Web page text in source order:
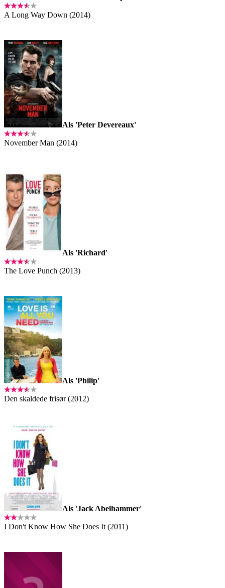
A Long Way Down (2014)
Als 'Peter Devereaux'
November Man (2014)
Als 'Richard'
The Love Punch (2013)
Als 'Philip'
Den skaldede frisør (2012)
Als 'Jack Abelhammer'
I Don't Know How She Does It (2011)